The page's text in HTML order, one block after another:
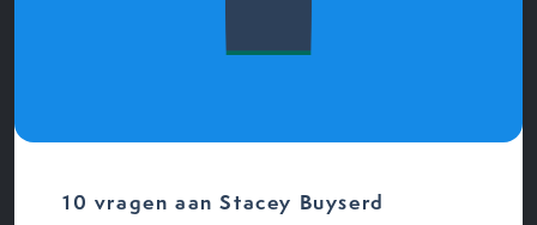
10 vragen aan Stacey Buyserd